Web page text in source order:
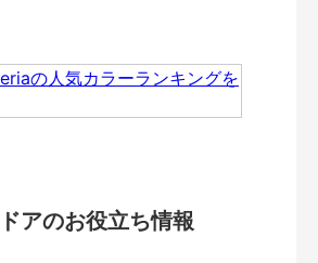
アのお役立ち情報